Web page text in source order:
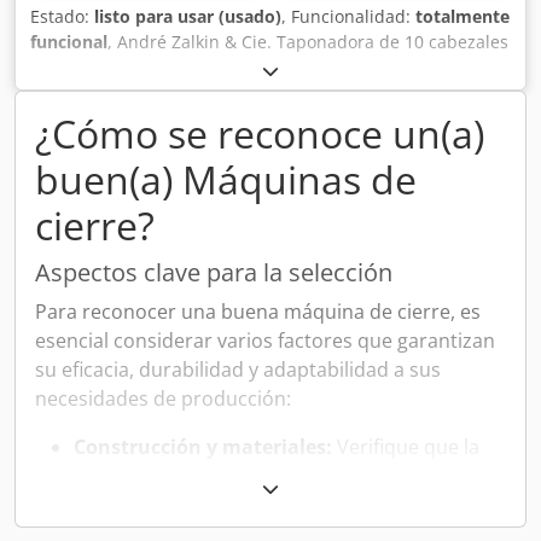
Estado: listo para usar (usado), Funcionalidad: totalmente
funcional, André Zalkin & Cie. Taponadora de 10 cabezales
Tipo: CA 10 320 NG Con capsuladora CA5 Dwjdou Hxw
Hspfx Aldea
¿Cómo se reconoce un(a)
buen(a) Máquinas de
cierre?
Aspectos clave para la selección
Para reconocer una buena máquina de cierre, es
esencial considerar varios factores que garantizan
su eficacia, durabilidad y adaptabilidad a sus
necesidades de producción:
Construcción y materiales:
Verifique que la
continuo y las condiciones de trabajo en las